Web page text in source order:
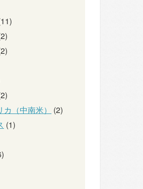
（中南米）
(2)
(1)